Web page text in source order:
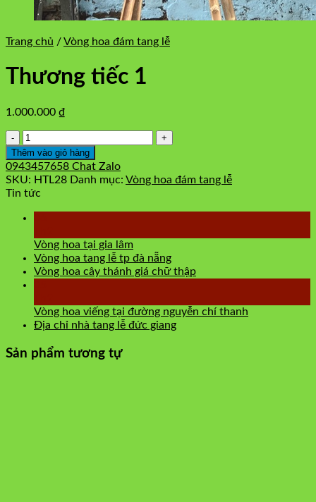
Trang chủ /Vòng hoa đám tang lễ
Thương tiếc 1
1.000.000 ₫
Thương
tiếc
1
số
lượng
Thêm vào giỏ hàng
0943457658 Chat Zalo
SKU: HTL28 Danh mục: Vòng hoa đám tang lễ
Tin tức
Vòng hoa tại gia lâm
Vòng hoa tang lễ tp đà nẵng
Vòng hoa cây thánh giá chữ thập
Vòng hoa viếng tại đường nguyễn chí thanh
Địa chỉ nhà tang lễ đức giang
Sản phẩm tương tự